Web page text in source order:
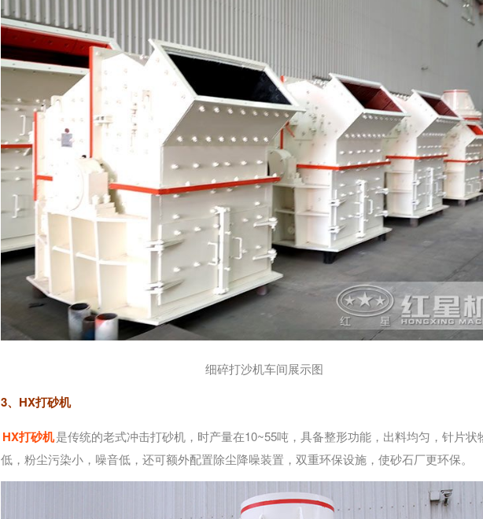
细碎打沙机车间展示图
3、HX打砂机
HX打砂机是传统的老式冲击打砂机，时产量在10~55吨，具备整形功能，出料均匀，针片状
低，粉尘污染小，噪音低，还可额外配置除尘降噪装置，双重环保设施，使砂石厂更环保。